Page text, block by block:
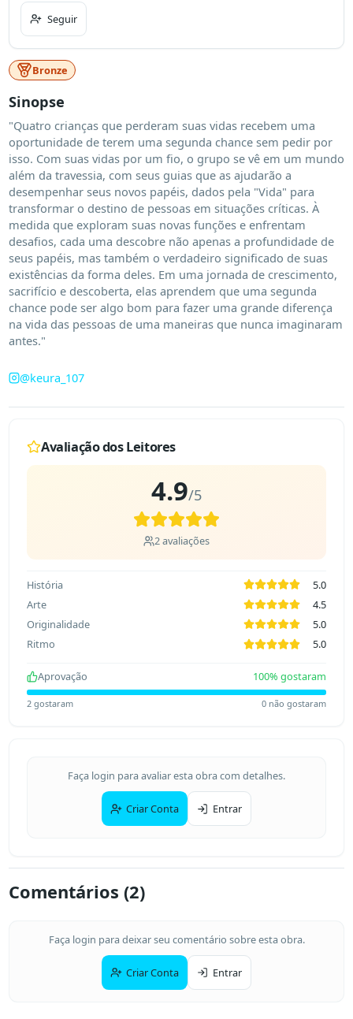
Seguir
Bronze
Sinopse
"Quatro crianças que perderam suas vidas recebem uma
oportunidade de terem uma segunda chance sem pedir por
isso. Com suas vidas por um fio, o grupo se vê em um mundo
além da travessia, com seus guias que as ajudarão a
desempenhar seus novos papéis, dados pela "Vida" para
transformar o destino de pessoas em situações críticas. À
medida que exploram suas novas funções e enfrentam
desafios, cada uma descobre não apenas a profundidade de
seus papéis, mas também o verdadeiro significado de suas
existências da forma deles. Em uma jornada de crescimento,
sacrifício e descoberta, elas aprendem que uma segunda
chance pode ser algo bom para fazer uma grande diferença
na vida das pessoas de uma maneiras que nunca imaginaram
antes."
@keura_107
Avaliação dos Leitores
4.9/5
2avaliações
História
5.0
Arte
4.5
Originalidade
5.0
Ritmo
5.0
Aprovação 100% gostaram
2gostaram 0 não gostaram
Faça login para avaliar esta obra com detalhes.
Criar Conta Entrar
Comentários (2)
Faça login para deixar seu comentário sobre esta obra.
Criar Conta Entrar